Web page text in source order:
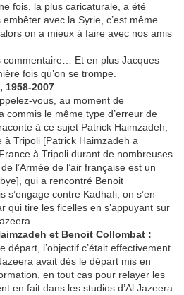
fois, la plus caricaturale, a été
avec la Syrie, c’est même
on a mieux à faire avec nos amis
commentaire… Et en plus Jacques
fois qu’on se trompe.
1958-2007
vous, au moment de
commis le même type d’erreur de
à ce sujet Patrick Haimzadeh,
Tripoli [Patrick Haimzadeh a
à Tripoli durant de nombreuses
l’Armée de l’air française est un
qui a rencontré Benoit
s’engage contre Kadhafi, on s’en
qui tire les ficelles en s’appuyant sur
et Benoit Collombat :
départ, l’objectif c’était effectivement
avait dès le départ mis en
en tout cas pour relayer les
en fait dans les studios d’Al Jazeera